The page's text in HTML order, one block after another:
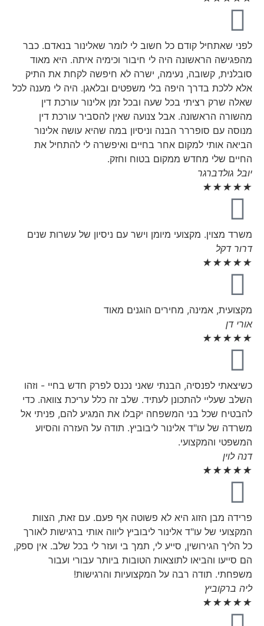
לפני שאתחיל קודם כל חשוב לי לומר שאלינור בנאדם. כבר
מהפגישה הראשונה היה לי חיבור וכימיה איתה. היא מאוד
סובלנית, קשובה, נעימה, ישרה לא חיפשה לקחת את התיק
אלא ללכת בדרך היפה בלי משפטים ובלאגן. היה לי מענה לכל
שאלה שרק רציתי בכל שעה ובכל זמן אלינור עורכת דין
מהשורה הראשונה. אבל צנועה שאין להסביר עורכת דין
מנוסה עם סופררר הבנה וניסיון במה שהיא עושה אלינור
הביאה אותי למקום אחר בחיים ואיפשרה לי להתחיל את
החיים שלי מחדש ממקום בטוח וחזק.
יובל גולדברגר
★
★
★
★
★
משרד מצוין. מקצועי מיומן וישר עם ניסיון של עשרות שנים
דרור דקל
★
★
★
★
★
מקצועית, אמינה, מחירים הוגנים מאוד
אורי דן
★
★
★
★
★
כשיצאתי לפנסיה, הבנתי שאני נכנס לפרק חדש בחיי - וזהו
השלב שעליי להתכונן לעתיד. שלב זה כלל עריכת צוואה. כדי
להבטיח שכל בני המשפחה יקבלו את המגיע להם, פניתי אל
משרדה של עו"ד אלינור ליבוביץ. תודה על העזרה והסיוע
המשפטי והמקצועי.
דנה לוין
★
★
★
★
★
פרידה מבן הזוג היא לא פשוטה אף פעם. עם זאת, הצוות
המקצועי של עו"ד אלינור ליבוביץ ליווה אותי ברגישות לאורך
כל הליך הגירושין, סייע לי, תמך בי ועזר לי בכל שלב. אין ספק,
הם סייעו והביאו לתוצאות הטובות ביותר עבורי ועבור
משפחתי. תודה רבה על המקצועיות והרגישות!
ליה ברקוביץ
★
★
★
★
★